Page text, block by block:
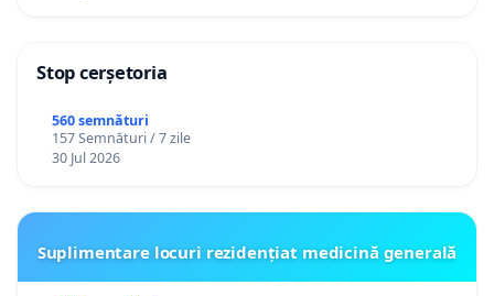
Stop cerșetoria
560 semnături
157 Semnături / 7 zile
30 Jul 2026
Suplimentare locuri rezidențiat medicină generală